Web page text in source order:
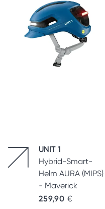
UNIT 1
Hybrid-Smart-
Helm AURA (MIPS)
- Maverick
259,90 €